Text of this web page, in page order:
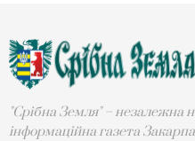
"Срібна Земля" – незалежна
інформаційна газета